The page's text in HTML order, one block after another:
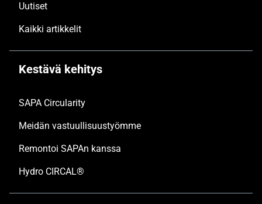
Uutiset
Kaikki artikkelit
Kestävä kehitys
SAPA Circularity
Meidän vastuullisuustyömme
Remontoi SAPAn kanssa
Hydro CIRCAL®